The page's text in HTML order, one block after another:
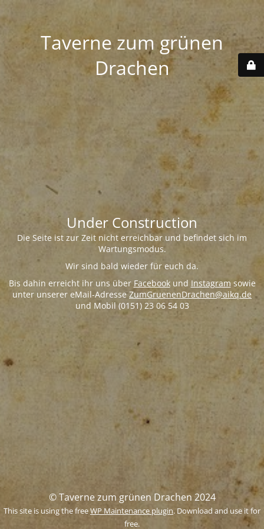
Taverne zum grünen
Drachen
Under Construction
Die Seite ist zur Zeit nicht erreichbar und befindet sich im
Wartungsmodus.
Wir sind bald wieder für euch da.
Bis dahin erreicht ihr uns über Facebookund Instagram sowie
unter unserer eMail-AdresseZumGruenenDrachen@aikq.de
und Mobil (0151) 23 06 54 03
© Taverne zum grünen Drachen 2024
This site is using the freeWP Maintenance plugin. Download and use it for
free.